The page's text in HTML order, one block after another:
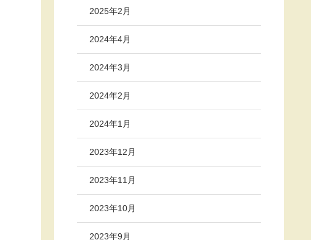
2025年2月
2024年4月
2024年3月
2024年2月
2024年1月
2023年12月
2023年11月
2023年10月
2023年9月